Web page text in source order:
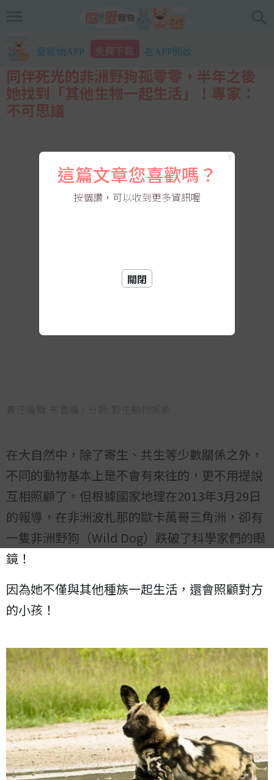
愛寵物APP 免費下載 在APP開啟
同伴死光的非洲野狗孤零零，半年之後
她找到「其他生物一起生活」！專家：
不可思議
責任編輯: 布魯編 / 分類: 野生動物娛樂
在大自然中，除了寄生、共生等少數關係之外，
不同的動物基本上是不會有來往的，更不用提說
互相照顧了。但根據國家地理在2013年3月29日
的報導，在非洲波札那的歐卡萬哥三角洲，卻有
一隻非洲野狗（Wild Dog）跌破了科學家們的眼
鏡！
因為她不僅與其他種族一起生活，還會照顧對方
的小孩！
X
這篇文章您喜歡嗎？
按個讚，可以收到更多資訊喔
關閉